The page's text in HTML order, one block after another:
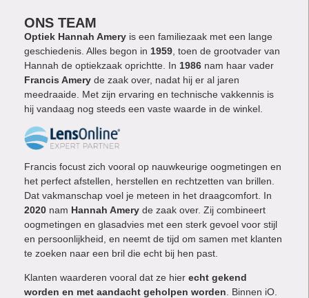
ONS TEAM
Optiek Hannah Amery is een familiezaak met een lange
geschiedenis. Alles begon in 1959, toen de grootvader van
Hannah de optiekzaak oprichtte. In 1986 nam haar vader
Francis Amery de zaak over, nadat hij er al jaren
meedraaide. Met zijn ervaring en technische vakkennis is
hij vandaag nog steeds een vaste waarde in de winkel.
Francis focust zich vooral op nauwkeurige oogmetingen en
het perfect afstellen, herstellen en rechtzetten van brillen.
Dat vakmanschap voel je meteen in het draagcomfort. In
2020 nam Hannah Amery de zaak over. Zij combineert
oogmetingen en glasadvies met een sterk gevoel voor stijl
en persoonlijkheid, en neemt de tijd om samen met klanten
te zoeken naar een bril die echt bij hen past.
Klanten waarderen vooral dat ze hier echt gekend
worden en met aandacht geholpen worden. Binnen iO.